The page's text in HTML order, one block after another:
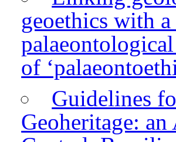
geoethics with
of
Guidelines
Geoheritage: